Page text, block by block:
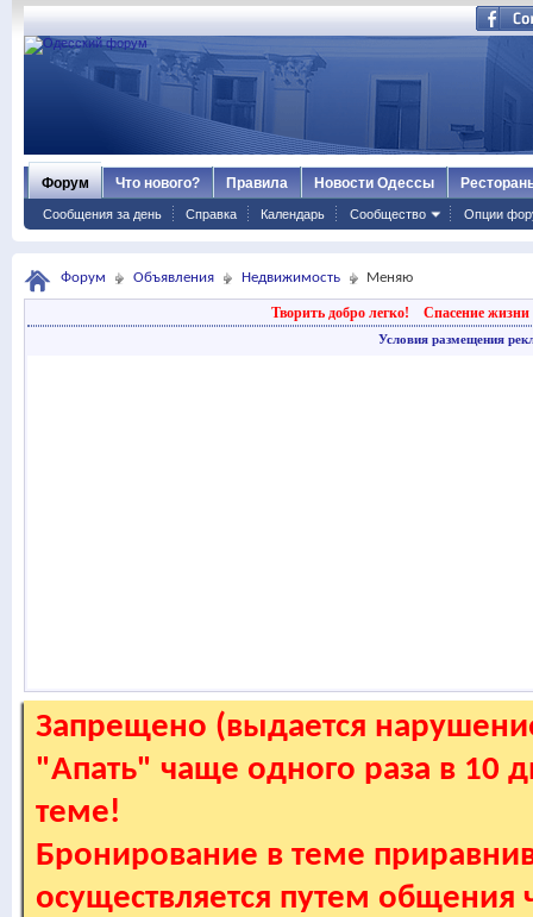
Форум
Сообщения за день Справка Календарь Сообщество Опции
Что нового? Правила Новости Одессы
Форум Объявления Недвижимость Меняю
Творить добро легко! Спасение жизни
Условия размещения
Запрещено (выдается
"Апать" чаще одного раза в 10
теме!
Бронирование в теме
осуществляется путем